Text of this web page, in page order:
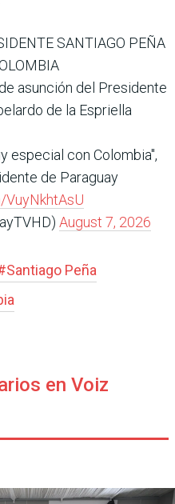
SANTIAGO PEÑA
asunción del Presidente
de la Espriella
especial con Colombia",
de Paraguay
August 7, 2026
Santiago Peña
en Voiz